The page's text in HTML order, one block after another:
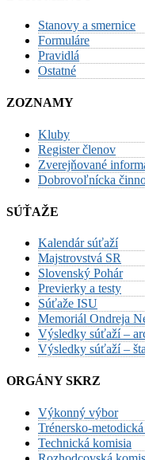
Stanovy a smernice
Formuláre
Pravidlá
Ostatné
ZOZNAMY
Kluby
Register členov
Zverejňované
Dobrovoľnícka
SÚŤAŽE
Kalendár súťaží
Majstrovstvá SR
Slovenský Pohár
Previerky a testy
Súťaže ISU
Memoriál Ondreja
Výsledky súťaží –
Výsledky súťaží –
ORGÁNY SKRZ
Výkonný výbor
Trénersko-
Technická komisia